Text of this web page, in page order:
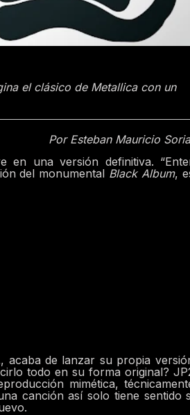
el clásico de Metallica con un
Por Esteban Mauricio
en una versión definitiva.
del monumental Black Album,
acaba de lanzar su propia
todo en su forma original?
mimética,
canción así solo tiene sentido